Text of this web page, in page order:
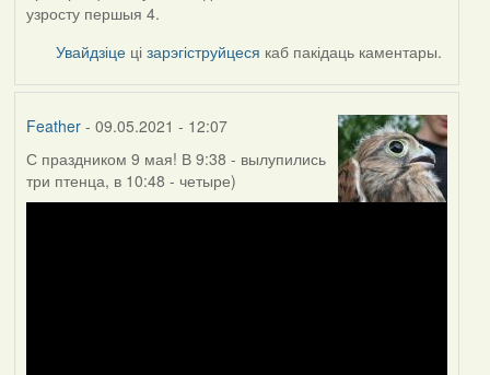
узросту першыя 4.
Увайдзіце цізарэгіструйцеся каб пакідаць каментары.
Feather- 09.05.2021 - 12:07
С праздником 9 мая! В 9:38 - вылупились
три птенца, в 10:48 - четыре)